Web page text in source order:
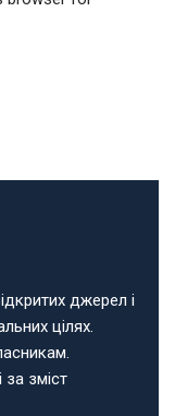
джерел і
цілях.
за зміст